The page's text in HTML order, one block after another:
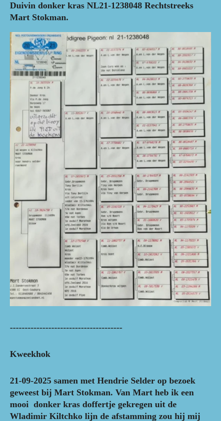
Duivin donker kras NL21-1238048 Rechtstreeks
Mart Stokman.
--------------------------------------
Kweekhok
21-09-2025 samen met Hendrie Selder op bezoek
geweest bij Mart Stokman. Van Mart heb ik een
mooi donker kras doffertje gekregen uit de
Wladimir Kiltchko lijn de afstamming zou hij mij